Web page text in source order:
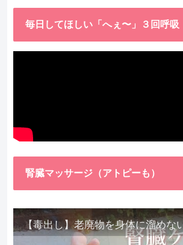
毎日してほしい「へぇ〜」３回呼吸
腎臓マッサージ（アトピーも）